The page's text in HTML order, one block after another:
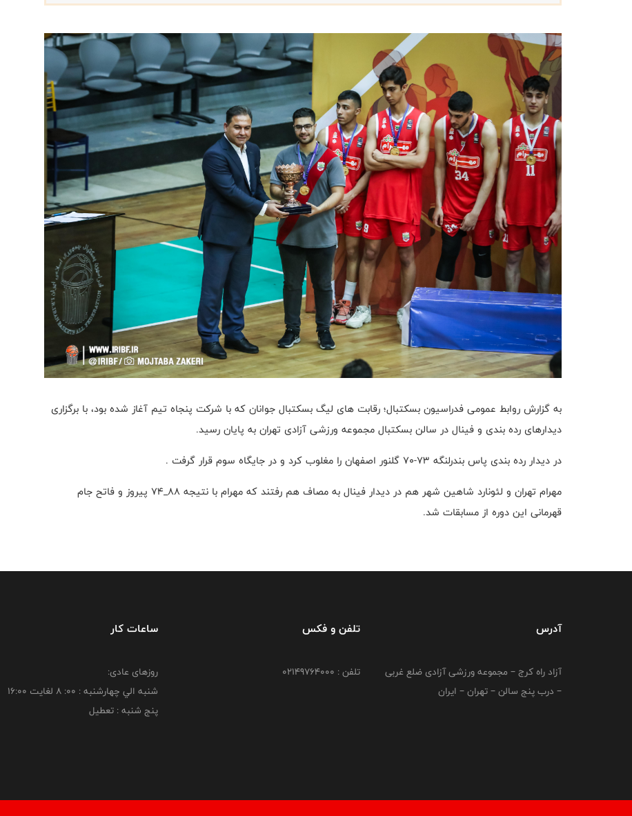
به گزارش روابط عمومی فدراسیون بسکتبال؛ رقابت های لیگ بسکتبال جوانان که با شرکت پنجاه تیم آغاز شده بود، با برگزاری
دیدارهای رده بندی و فینال در سالن بسکتبال مجموعه ورزشی آزادی تهران به پایان رسید.
در دیدار رده بندی پاس بندرلنگه ۷۳-۷۰ گلنور اصفهان را مغلوب کرد و در جایگاه سوم قرار گرفت .
مهرام تهران و لئونارد شاهین شهر هم در دیدار فینال به مصاف هم رفتند که مهرام با نتیجه ۸۸_۷۴ پیروز و فاتح جام
قهرمانی این دوره از مسابقات شد.
آدرس
آزاد راه کرج – مجموعه ورزشی آزادی ضلع غربی
– درب پنج سالن – تهران – ایران
تلفن و فکس
تلفن : 02149764000
ساعات کار
روزهای عادی:
شنبه الي چهارشنبه : 00: 8 لغايت 16:00
پنج شنبه : تعطیل